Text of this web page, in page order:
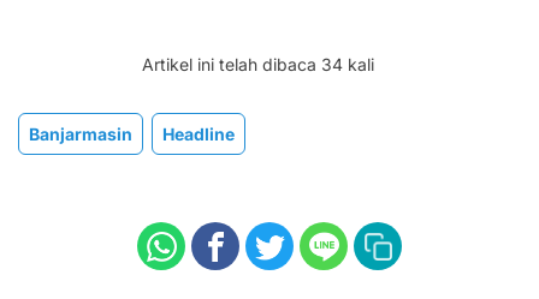
Artikel ini telah dibaca 34 kali
Banjarmasin Headline